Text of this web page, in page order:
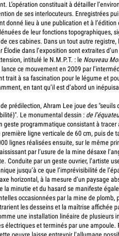
L’opération constituait à détailler
de ses interlocuteurs. Enregistrées
donné lieu à une publication et à
de leur fonctions topographiques,
ces cabines. Dans un tout autre
Élodie dans l’exposition sont extraites
intitulé le N.M.P.T. : le Nouveau
lance ce mouvement en 2009 par
trait à sa fascination pour le légume et
en tant qu’il est d’abord un
prédilection, Ahram Lee joue des
Le monumental dessin : de
geste programmatique consistant à tracer
première ligne verticale de 60 cm, puis de
lignes réalisées ensuite, sur le même
par l’usure de la mine désaxe
Conduite par un geste ouvrier, l’artiste
jusqu’à ce que l’imprévisibilité de
horizontal, à la mesure d’un paysage
la minutie et du hasard se manifeste
occasionnées par la mine de plomb,
les desseins et la maîtrise affichée
une installation linéaire de plusieurs
électriques et terminés par une ampoule.